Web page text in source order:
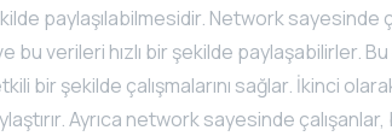
paylaşılabilmesidir. Network sayesinde
verileri hızlı bir şekilde paylaşabilirler.
bir şekilde çalışmalarını sağlar. İkinci
Ayrıca network sayesinde